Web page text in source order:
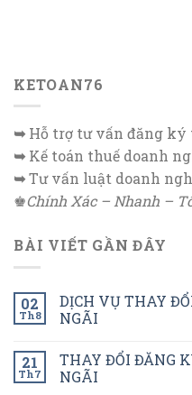
KETOAN76
➥Hỗ trợ tư vấn đăng
➥Kế toán thuế doanh
➥Tư vấn luật doanh
♚Chính Xác – Nhanh –
BÀI VIẾT GẦN ĐÂY
02
Th8
DỊCH VỤ THAY
NGÃI
21
Th7
THAY ĐỔI ĐĂNG
NGÃI